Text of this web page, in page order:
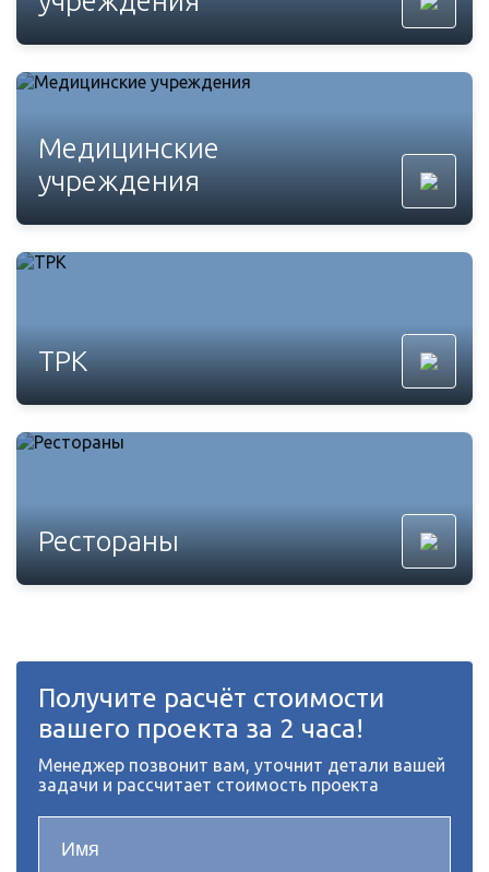
Медицинские
учреждения
ТРК
Рестораны
Получите расчёт стоимости
вашего проекта за 2 часа!
Менеджер позвонит вам, уточнит детали вашей
задачи и рассчитает стоимость проекта